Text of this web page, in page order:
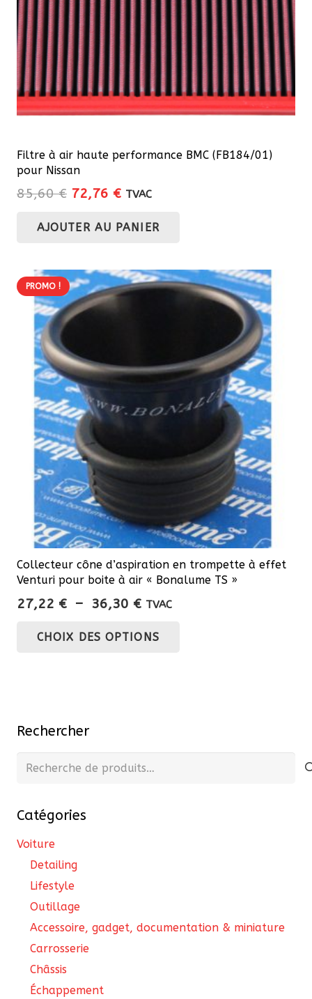
Filtre à air haute performance BMC (FB184/01)
pour Nissan
85,60€ Le
initial
72,76 €Le
actuel
TVAC
AJOUTER AU PANIER
PROMO !
Collecteur cône d’aspiration en trompette à effet
Venturi pour boite à air « Bonalume TS »
27,22 € – 36,30 €Plage
prix :
TVAC
CHOIX DES OPTIONS
Rechercher
Recherche
Catégories
Voiture
Detailing
Lifestyle
Outillage
Accessoire, gadget, documentation & miniature
Carrosserie
Châssis
Échappement